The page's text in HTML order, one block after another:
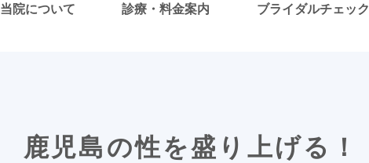
当院について 診療・料金案内 ブライダルチェック
鹿児島の性を盛り上げる！